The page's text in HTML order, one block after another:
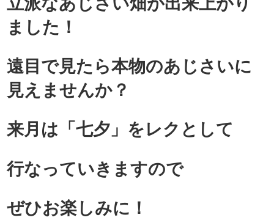
ました！
遠目で見たら本物のあじさいに
見えませんか？
来月は「七夕」をレクとして
行なっていきますので
ぜひお楽しみに！